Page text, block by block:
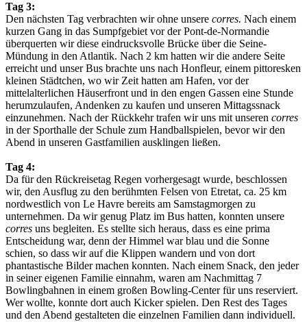
Tag 3:
Den nächsten Tag verbrachten wir ohne unsere corres. Nach einem
kurzen Gang in das Sumpfgebiet vor der Pont-de-Normandie
überquerten wir diese eindrucksvolle Brücke über die Seine-
Mündung in den Atlantik. Nach 2 km hatten wir die andere Seite
erreicht und unser Bus brachte uns nach Honfleur, einem pittoresken
kleinen Städtchen, wo wir Zeit hatten am Hafen, vor der
mittelalterlichen Häuserfront und in den engen Gassen eine Stunde
herumzulaufen, Andenken zu kaufen und unseren Mittagssnack
einzunehmen. Nach der Rückkehr trafen wir uns mit unseren corres
in der Sporthalle der Schule zum Handballspielen, bevor wir den
Abend in unseren Gastfamilien ausklingen ließen.
Tag 4:
Da für den Rückreisetag Regen vorhergesagt wurde, beschlossen
wir, den Ausflug zu den berühmten Felsen von Etretat, ca. 25 km
nordwestlich von Le Havre bereits am Samstagmorgen zu
unternehmen. Da wir genug Platz im Bus hatten, konnten unsere
corres uns begleiten. Es stellte sich heraus, dass es eine prima
Entscheidung war, denn der Himmel war blau und die Sonne
schien, so dass wir auf die Klippen wandern und von dort
phantastische Bilder machen konnten. Nach einem Snack, den jeder
in seiner eigenen Familie einnahm, waren am Nachmittag 7
Bowlingbahnen in einem großen Bowling-Center für uns reserviert.
Wer wollte, konnte dort auch Kicker spielen. Den Rest des Tages
und den Abend gestalteten die einzelnen Familien dann individuell.